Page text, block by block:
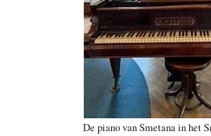
De piano van Smetana in het